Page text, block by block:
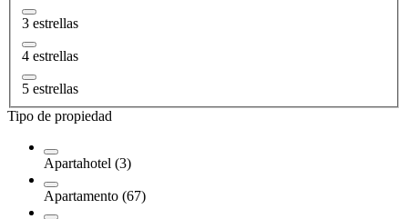
3 estrellas
4 estrellas
5 estrellas
Tipo de propiedad
Apartahotel (3)
Apartamento (67)